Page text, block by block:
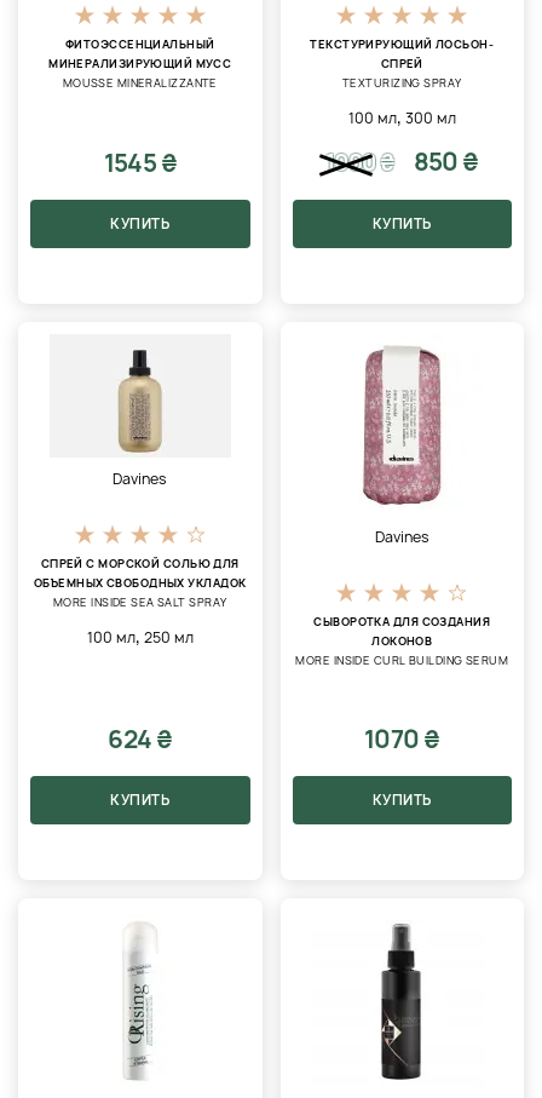
ФИТОЭССЕНЦИАЛЬНЫЙ
МИНЕРАЛИЗИРУЮЩИЙ МУСС
MOUSSE MINERALIZZANTE
1545 ₴
КУПИТЬ
ТЕКСТУРИРУЮЩИЙ ЛОСЬОН-
СПРЕЙ
TEXTURIZING SPRAY
100 мл, 300 мл
1000₴ 850 ₴
КУПИТЬ
Davines
CПРЕЙ С МОРСКОЙ СОЛЬЮ ДЛЯ
ОБЪЕМНЫХ СВОБОДНЫХ УКЛАДОК
MORE INSIDE SEA SALT SPRAY
100 мл, 250 мл
624 ₴
КУПИТЬ
Davines
CЫВОРОТКА ДЛЯ СОЗДАНИЯ
ЛОКОНОВ
MORE INSIDE CURL BUILDING SERUM
1070 ₴
КУПИТЬ